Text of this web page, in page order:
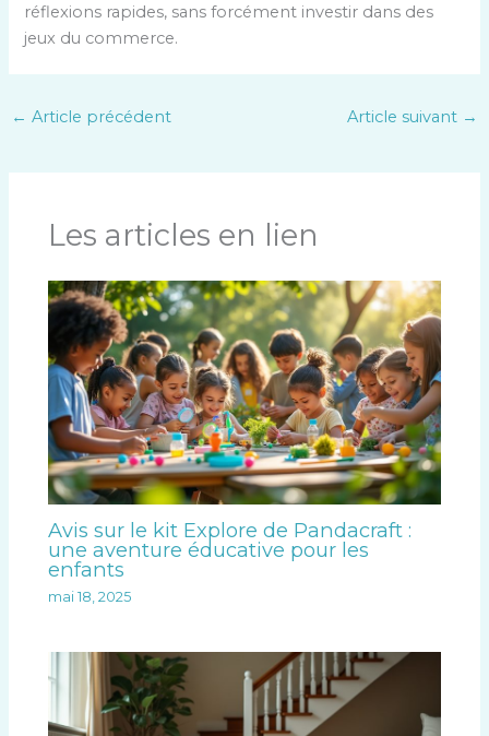
réflexions rapides, sans forcément investir dans des
jeux du commerce.
← Article précédent Article suivant →
Les articles en lien
Avis sur le kit Explore de Pandacraft :
une aventure éducative pour les
enfants
mai 18, 2025